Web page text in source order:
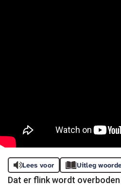
Lees voor Uitleg
Dat er flink wordt